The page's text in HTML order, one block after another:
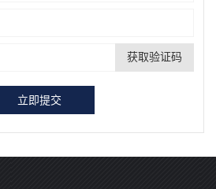
获取验证码